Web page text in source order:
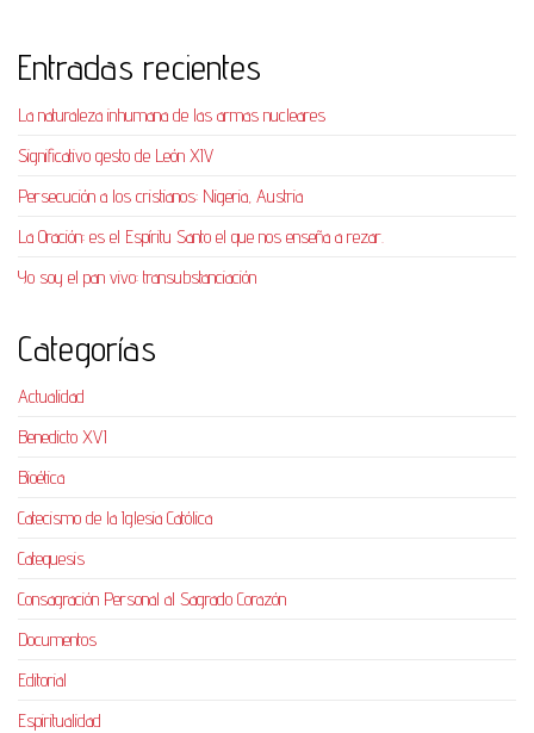
Entradas recientes
La naturaleza inhumana de las armas nucleares
Significativo gesto de León XIV
Persecución a los cristianos: Nigeria, Austria
La Oración: es el Espíritu Santo el que nos enseña a rezar.
Yo soy el pan vivo: transubstanciación
Categorías
Actualidad
Benedicto XVI
Bioética
Catecismo de la Iglesia Católica
Catequesis
Consagración Personal al Sagrado Corazón
Documentos
Editorial
Espiritualidad